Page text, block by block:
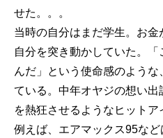
せた。。。
当時の自分はまだ学生。お
自分を突き動かしていた。
んだ」という使命感のよう
ている。中年オヤジの想い出
を熱狂させるようなヒットア
例えば、エアマックス95な